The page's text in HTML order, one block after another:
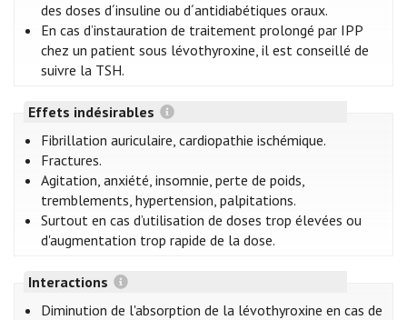
des doses d´insuline ou d´antidiabétiques oraux.
En cas d’instauration de traitement prolongé par IPP
chez un patient sous lévothyroxine, il est conseillé de
suivre la TSH.
Effets indésirables
Fibrillation auriculaire, cardiopathie ischémique.
Fractures.
Agitation, anxiété, insomnie, perte de poids,
tremblements, hypertension, palpitations.
Surtout en cas d’utilisation de doses trop élevées ou
d'augmentation trop rapide de la dose.
Interactions
Diminution de l'absorption de la lévothyroxine en cas de